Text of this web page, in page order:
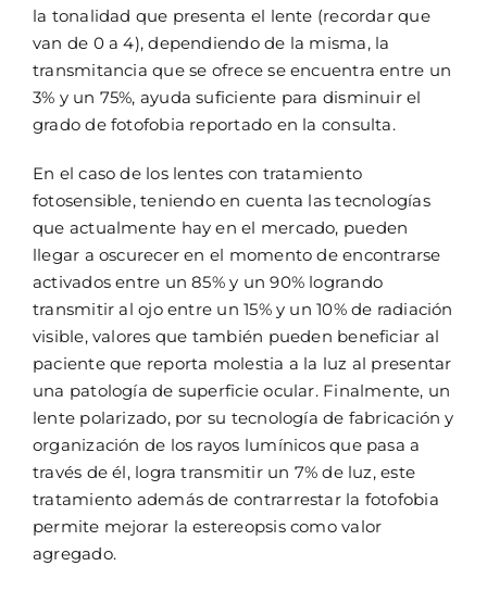
la tonalidad que presenta el lente (recordar que
van de 0 a 4), dependiendo de la misma, la
transmitancia que se ofrece se encuentra entre un
3% y un 75%, ayuda suficiente para disminuir el
grado de fotofobia reportado en la consulta.
En el caso de los lentes con tratamiento
fotosensible, teniendo en cuenta las tecnologías
que actualmente hay en el mercado, pueden
llegar a oscurecer en el momento de encontrarse
activados entre un 85% y un 90% logrando
transmitir al ojo entre un 15% y un 10% de radiación
visible, valores que también pueden beneficiar al
paciente que reporta molestia a la luz al presentar
una patología de superficie ocular. Finalmente, un
lente polarizado, por su tecnología de fabricación y
organización de los rayos lumínicos que pasa a
través de él, logra transmitir un 7% de luz, este
tratamiento además de contrarrestar la fotofobia
permite mejorar la estereopsis como valor
agregado.